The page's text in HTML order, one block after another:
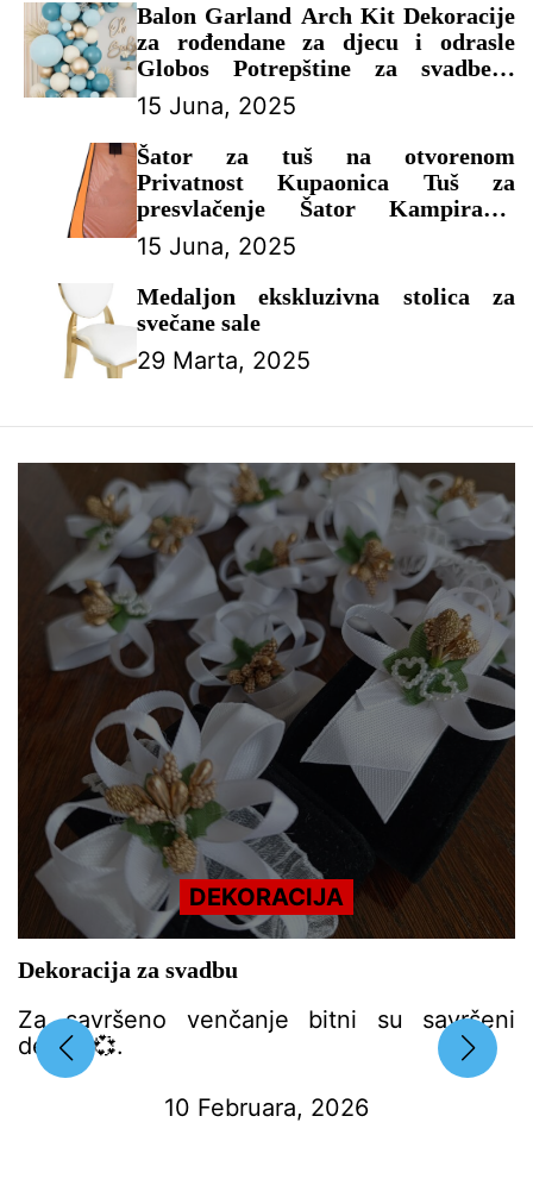
Balon Garland Arch Kit Dekoracije
za rođendane za djecu i odrasle
Globos Potrepštine za svadbene
zabave Latex Balon Baby Shower
Boy – DEKORACIJA ZA
PROSLAVU
15 Juna, 2025
Šator za tuš na otvorenom
Privatnost Kupaonica Tuš za
presvlačenje Šator Kampiranje
Toalet Sklonište od kiše Ribolov
Kampiranje Planinarenje Plaža –
ŠATOR ZA PROSLAVE
15 Juna, 2025
Medaljon ekskluzivna stolica za
svečane sale
29 Marta, 2025
DEKORACIJA
Balon Garland Arch Kit Dekoracije za
za svadbene zabave Latex Balon Baby Shower
Boy – DEKORACIJA ZA PROSLAVU
CENA: [price_with_discount] DIN. #Balon
#Garland #Arch #Kit #Dekoracije
#rođendane #djecu #odrasle #Globos